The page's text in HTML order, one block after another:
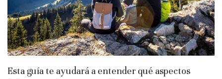
Esta guía te ayudará a entender qué aspectos